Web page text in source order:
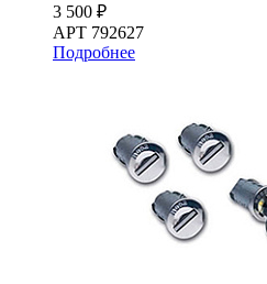
3 500 ₽
АРТ 792627
Подробнее